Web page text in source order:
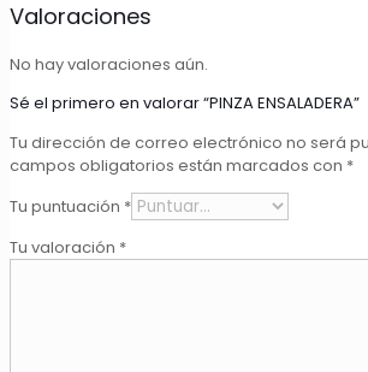
Valoraciones
No hay valoraciones aún.
Sé el primero en valorar “PINZA ENSALADERA”
Tu dirección de correo electrónico no será
campos obligatorios están marcados con *
Tu puntuación *
Tu valoración *